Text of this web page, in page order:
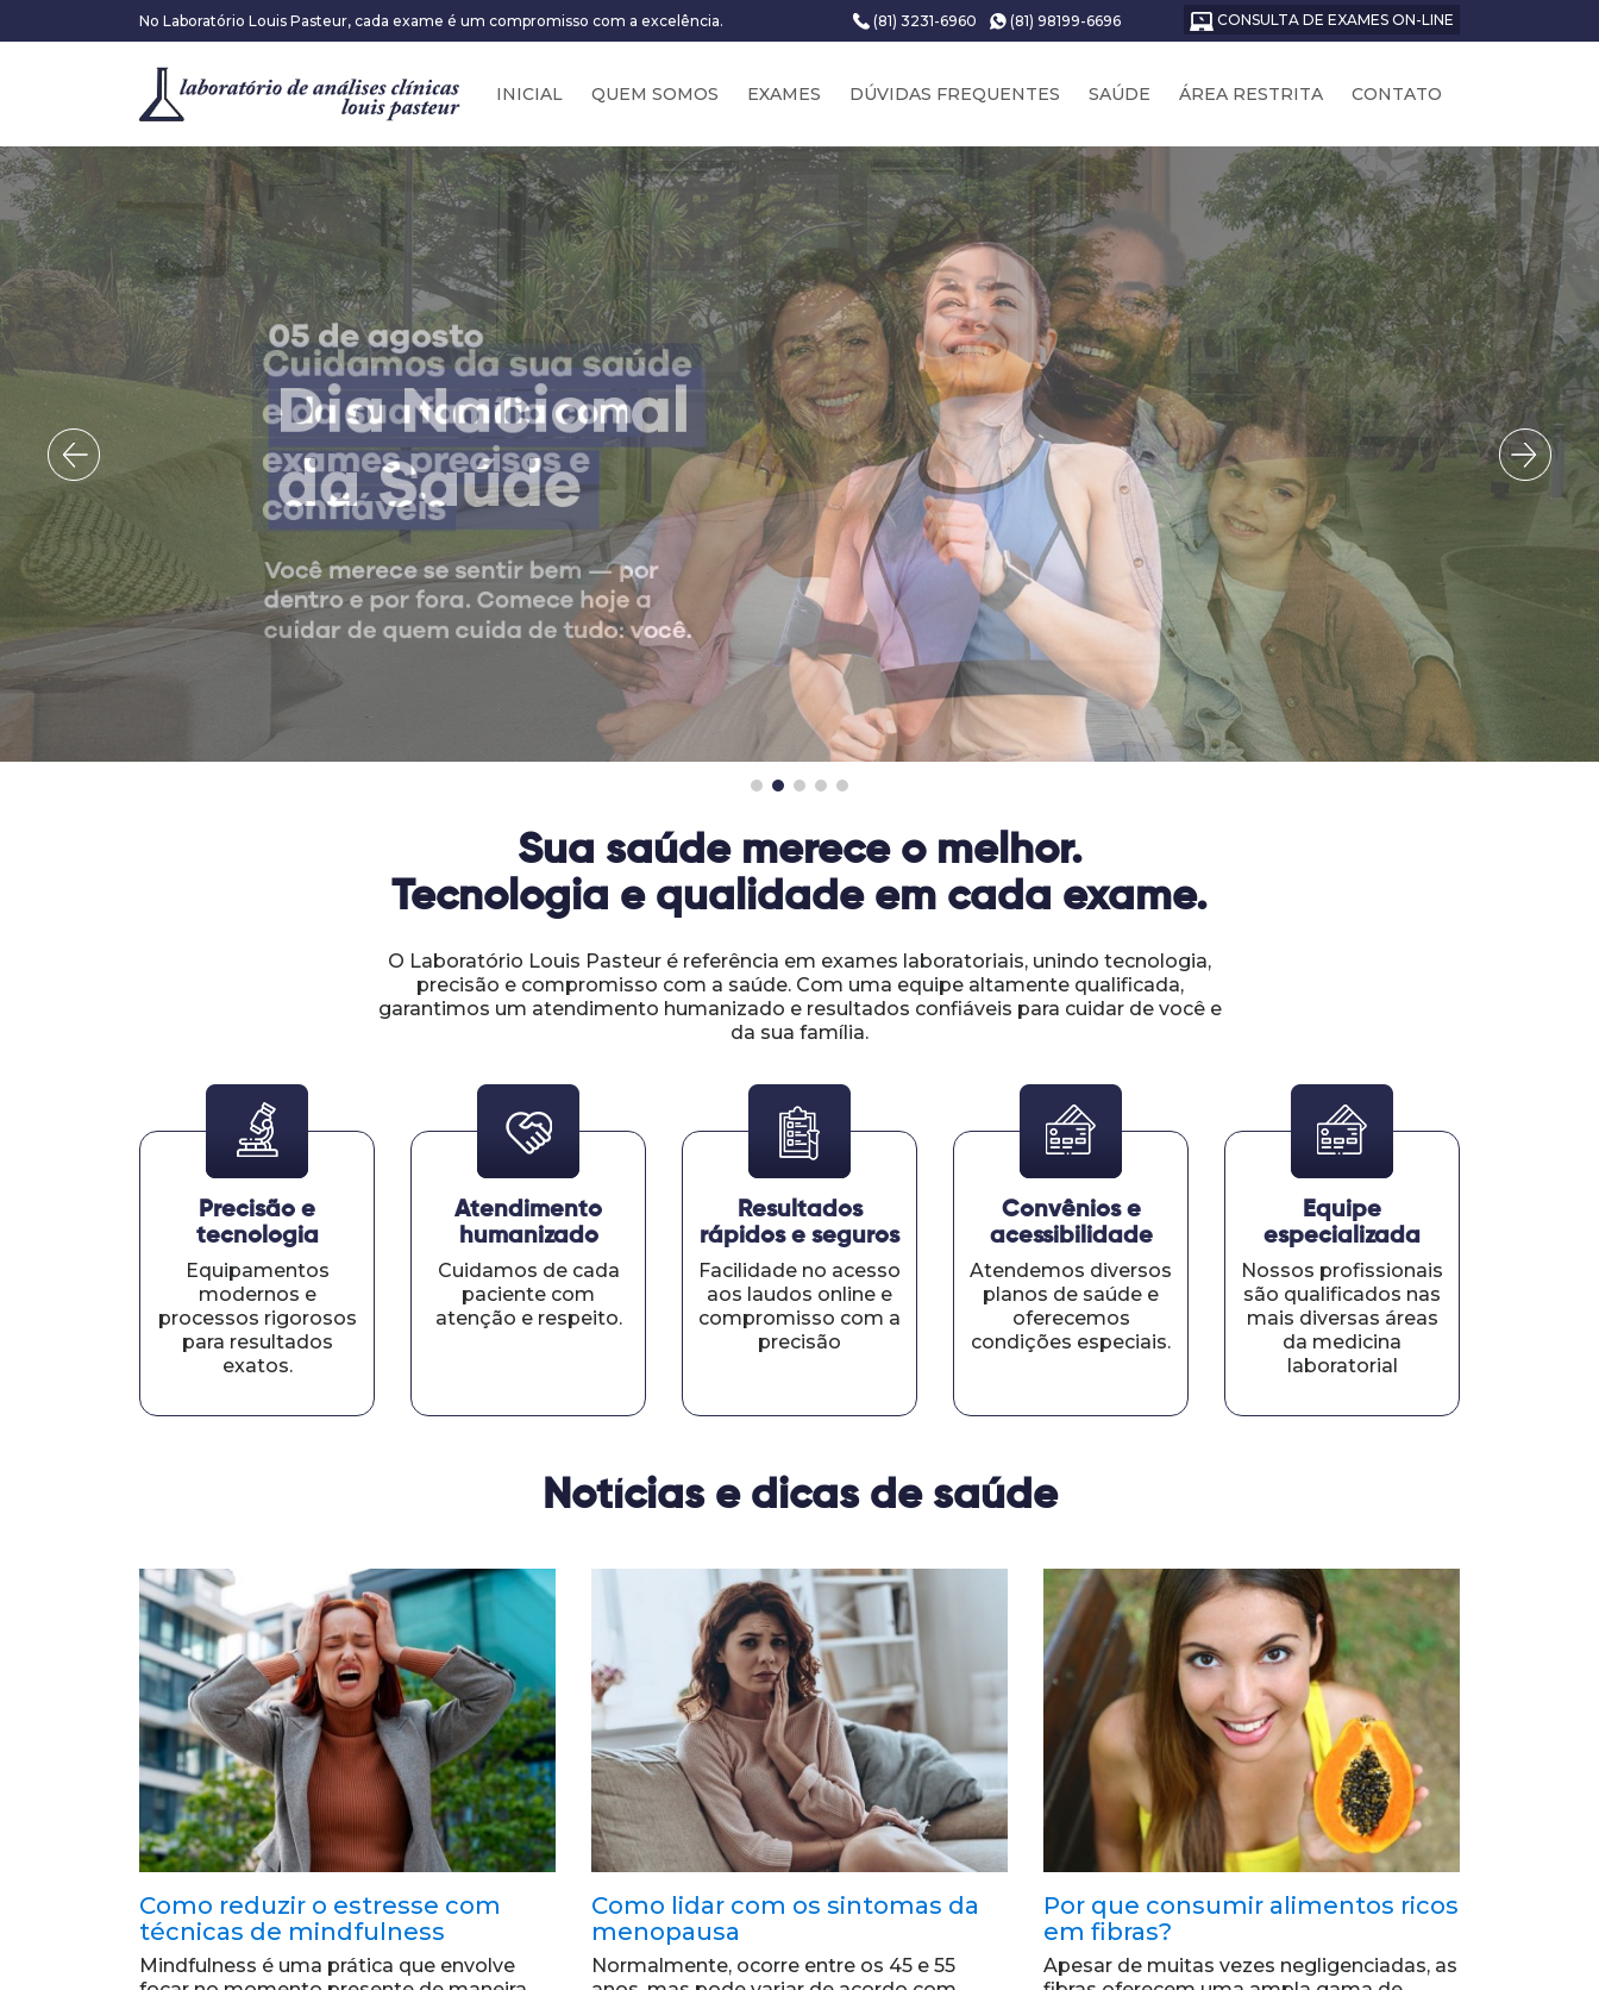
No Laboratório Louis Pasteur, cada exame é um compromisso com a excelência. (81) 3231-6960 (81) 98199-6696 CONSULTA DE EXAMES ON-LINE
INICIAL QUEM SOMOS EXAMES DÚVIDAS FREQUENTES SAÚDE ÁREA RESTRITA CONTATO
Sua saúde merece o melhor.
Tecnologia e qualidade em cada exame.
O Laboratório Louis Pasteur é referência em exames laboratoriais, unindo tecnologia,
precisão e compromisso com a saúde. Com uma equipe altamente qualificada,
garantimos um atendimento humanizado e resultados confiáveis para cuidar de você e
da sua família.
Precisão e
tecnologia
Equipamentos
modernos e
processos rigorosos
para resultados
exatos.
Atendimento
humanizado
Cuidamos de cada
paciente com
atenção e respeito.
Resultados
rápidos e seguros
Facilidade no acesso
aos laudos online e
compromisso com a
precisão
Convênios e
acessibilidade
Atendemos diversos
planos de saúde e
oferecemos
condições especiais.
Equipe
especializada
Nossos profissionais
são qualificados nas
mais diversas áreas
da medicina
laboratorial
Notícias e dicas de saúde
Como reduzir o estresse com
técnicas de mindfulness
Mindfulness é uma prática que envolve
Como lidar com os sintomas da
menopausa
Normalmente, ocorre entre os 45 e 55
Por que consumir alimentos ricos
em fibras?
Apesar de muitas vezes negligenciadas, as